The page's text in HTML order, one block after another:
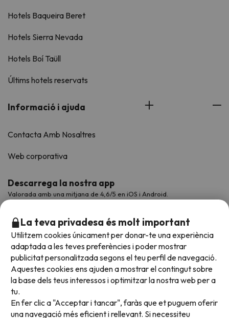
Hotels Baqueira Beret
Hotels Sierra Nevada
Hotels Boí Taüll
Últims hotels reservats
Informació i ajuda
Contacta Amb Nosaltres
Web corporativa
Descarrega la nostra app
Valorada amb una mitjana de 4,6/5 en iOS i Android.
Acceptem
La teva privadesa és molt important
Utilitzem cookies únicament per donar-te una experiència
adaptada a les teves preferències i poder mostrar
publicitat personalitzada segons el teu perfil de navegació.
Aquestes cookies ens ajuden a mostrar el contingut sobre
la base dels teus interessos i optimitzar la nostra web per a
tu.
En fer clic a "Acceptar i tancar", faràs que et puguem oferir
una navegació més eficient i rellevant. Si necessiteu